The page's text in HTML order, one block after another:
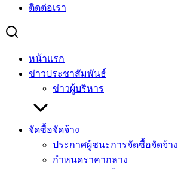
ติดต่อเรา
หน้าแรก
ข่าวประชาสัมพันธ์
ข่าวผู้บริหาร
จัดซื้อจัดจ้าง
ประกาศผู้ชนะการจัดซื้อจัดจ้าง
กำหนดราคากลาง